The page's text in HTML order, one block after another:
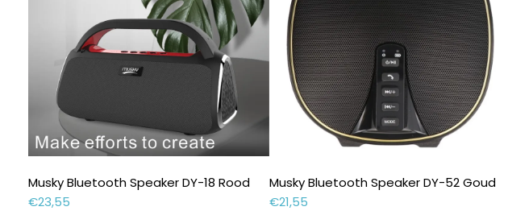
Musky Bluetooth Speaker DY-18 Rood
€23,55
Musky Bluetooth Speaker DY-52 Goud
€21,55